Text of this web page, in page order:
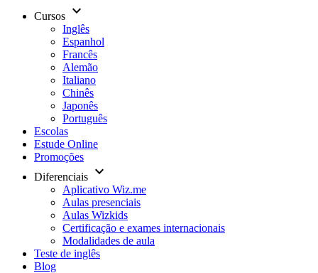
Cursos keyboard_arrow_down
Inglês
Espanhol
Francês
Alemão
Italiano
Chinês
Japonês
Português
Escolas
Estude Online
Promoções
Diferenciais keyboard_arrow_down
Aplicativo Wiz.me
Aulas presenciais
Aulas Wizkids
Certificação e exames internacionais
Modalidades de aula
Teste de inglês
Blog